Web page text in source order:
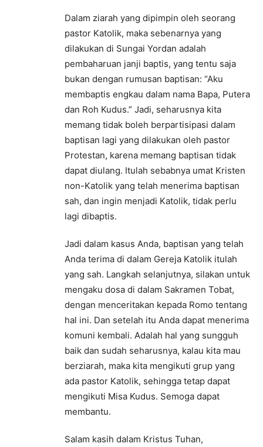
Dalam ziarah yang dipimpin oleh seorang
pastor Katolik, maka sebenarnya yang
dilakukan di Sungai Yordan adalah
pembaharuan janji baptis, yang tentu saja
bukan dengan rumusan baptisan: “Aku
membaptis engkau dalam nama Bapa, Putera
dan Roh Kudus.” Jadi, seharusnya kita
memang tidak boleh berpartisipasi dalam
baptisan lagi yang dilakukan oleh pastor
Protestan, karena memang baptisan tidak
dapat diulang. Itulah sebabnya umat Kristen
non-Katolik yang telah menerima baptisan
sah, dan ingin menjadi Katolik, tidak perlu
lagi dibaptis.
Jadi dalam kasus Anda, baptisan yang telah
Anda terima di dalam Gereja Katolik itulah
yang sah. Langkah selanjutnya, silakan untuk
mengaku dosa di dalam Sakramen Tobat,
dengan menceritakan kepada Romo tentang
hal ini. Dan setelah itu Anda dapat menerima
komuni kembali. Adalah hal yang sungguh
baik dan sudah seharusnya, kalau kita mau
berziarah, maka kita mengikuti grup yang
ada pastor Katolik, sehingga tetap dapat
mengikuti Misa Kudus. Semoga dapat
membantu.
Salam kasih dalam Kristus Tuhan,